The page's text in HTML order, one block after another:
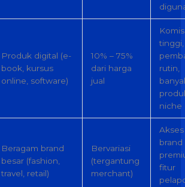
Produk digital (e-
book, kursus
online, software)
10% – 75%
dari harga
jual
tinggi,
rutin,
niche
Beragam brand
besar (fashion,
travel, retail)
Bervariasi
(tergantung
merchant)
brand
fitur